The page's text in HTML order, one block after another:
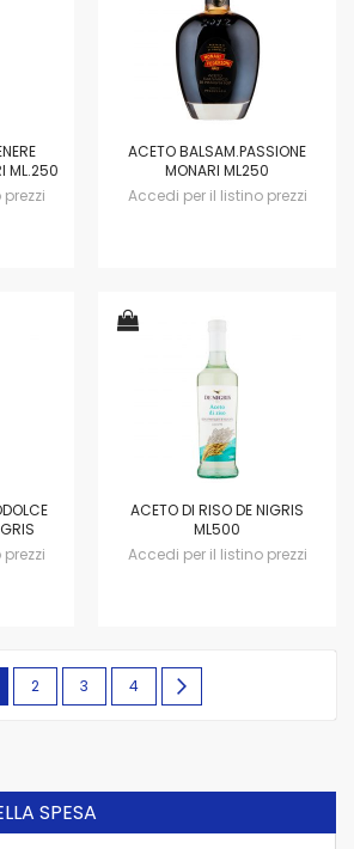
ML.250
ACETO BALSAM.PASSIONE
MONARI ML250
Accedi per il listino prezzi
ACETO DI RISO DE NIGRIS
ML500
Accedi per il listino prezzi
Pagina
Pagina
2 Pagina
3 Pagina
4
SPESA